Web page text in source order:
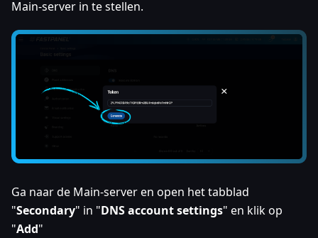
Main-server in te stellen.
Ga naar de Main-server en open het tabblad
"Secondary" in "DNS account settings" en klik op
"Add"